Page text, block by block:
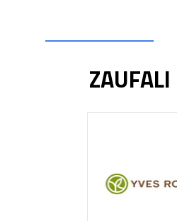
ZAUFALI